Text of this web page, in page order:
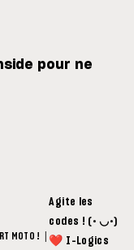
pour ne
MOTO ! |
Agite les
codes ! (• ◡•)
❤ I-Logics